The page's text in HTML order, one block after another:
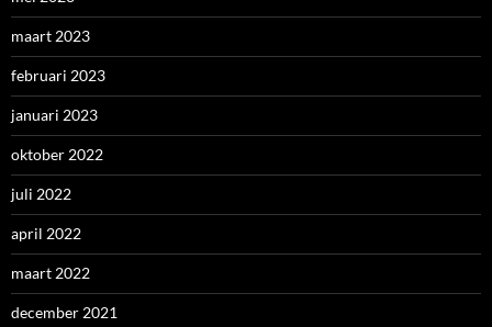
maart 2023
februari 2023
januari 2023
oktober 2022
juli 2022
april 2022
maart 2022
december 2021